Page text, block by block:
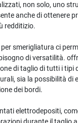
non solo, uno
anche di ottenere
redditizio.
smerigliatura ci
di versatilità.
di taglio di tutti i tipi
sia la possibilità di
dei bordi.
elettrodepositi,